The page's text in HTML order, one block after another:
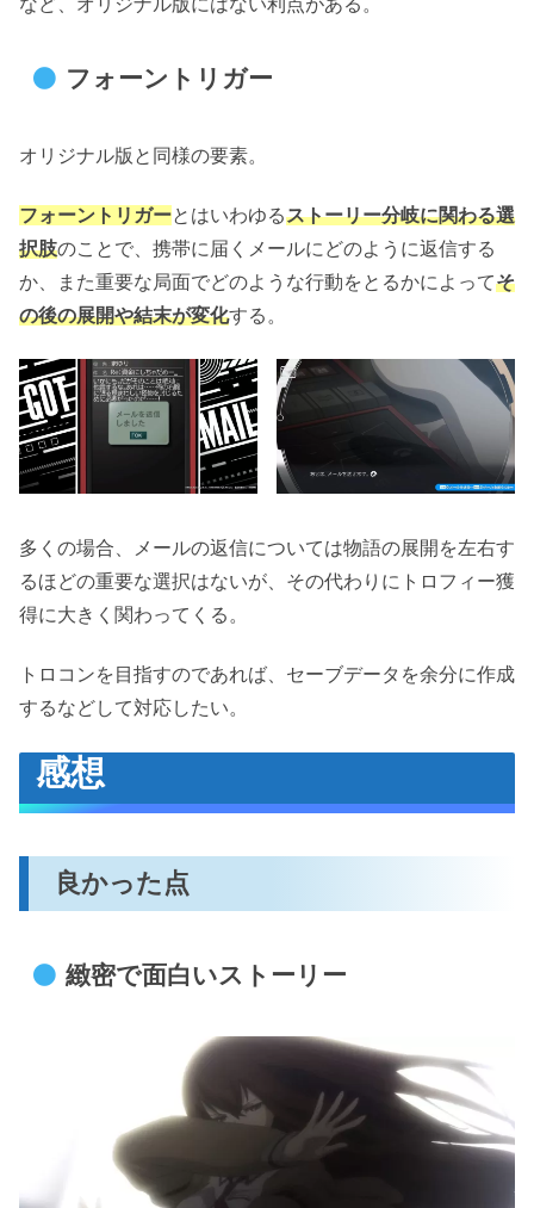
など、オリジナル版にはない利点がある。
フォーントリガー
オリジナル版と同様の要素。
フォーントリガーとはいわゆるストーリー分岐に関わる選
択肢のことで、携帯に届くメールにどのように返信する
か、また重要な局面でどのような行動をとるかによってそ
の後の展開や結末が変化する。
多くの場合、メールの返信については物語の展開を左右す
るほどの重要な選択はないが、その代わりにトロフィー獲
得に大きく関わってくる。
トロコンを目指すのであれば、セーブデータを余分に作成
するなどして対応したい。
感想
良かった点
緻密で面白いストーリー